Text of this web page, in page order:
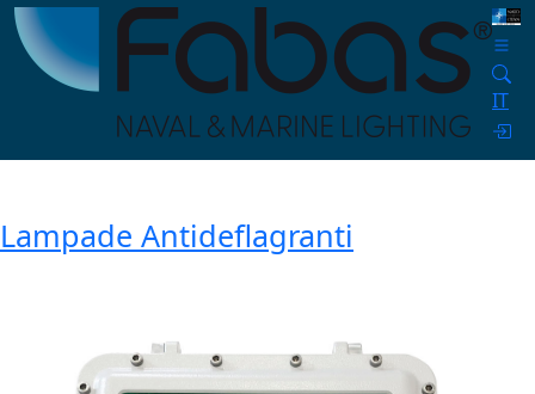
IT
Lampade Antideflagranti